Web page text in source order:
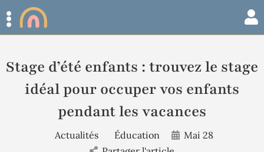
Stage d’été enfants : trouvez le stage
idéal pour occuper vos enfants
pendant les vacances
Actualités Éducation
Mai 28